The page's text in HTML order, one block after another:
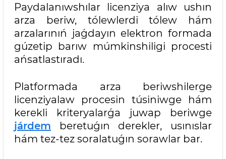
Paydalanıwshılar licenziya alıw ushın
arza beriw, tólewlerdi tólew hám
arzalarınıń jaǵdayın elektron formada
gúzetip barıw múmkinshiligi procesti
ańsatlastıradı.
Platformada arza beriwshilerge
licenziyalaw procesin túsiniwge hám
kerekli kriteryalarǵa juwap beriwge
járdem beretuǵın derekler, usınıslar
hám tez-tez soralatuǵın sorawlar bar.